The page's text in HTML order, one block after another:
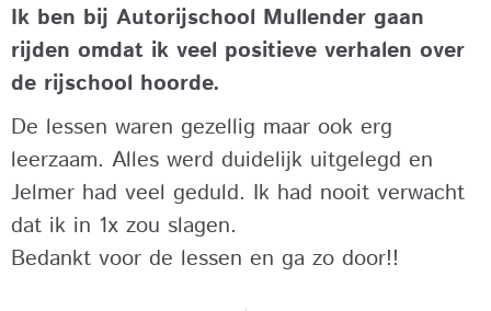
Ik ben bij Autorijschool Mullender gaan
rijden omdat ik veel positieve verhalen over
de rijschool hoorde.
De lessen waren gezellig maar ook erg
leerzaam. Alles werd duidelijk uitgelegd en
Jelmer had veel geduld. Ik had nooit verwacht
dat ik in 1x zou slagen.
Bedankt voor de lessen en ga zo door!!